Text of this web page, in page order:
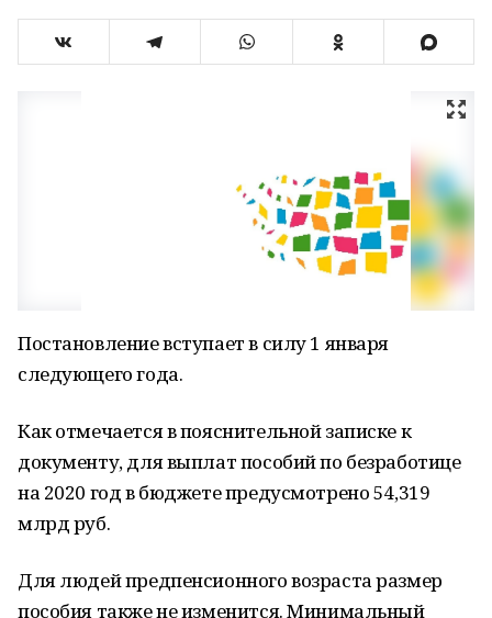
Постановление вступает в силу 1 января
следующего года.
Как отмечается в пояснительной записке к
документу, для выплат пособий по безработице
на 2020 год в бюджете предусмотрено 54,319
млрд руб.
Для людей предпенсионного возраста размер
пособия также не изменится. Минимальный